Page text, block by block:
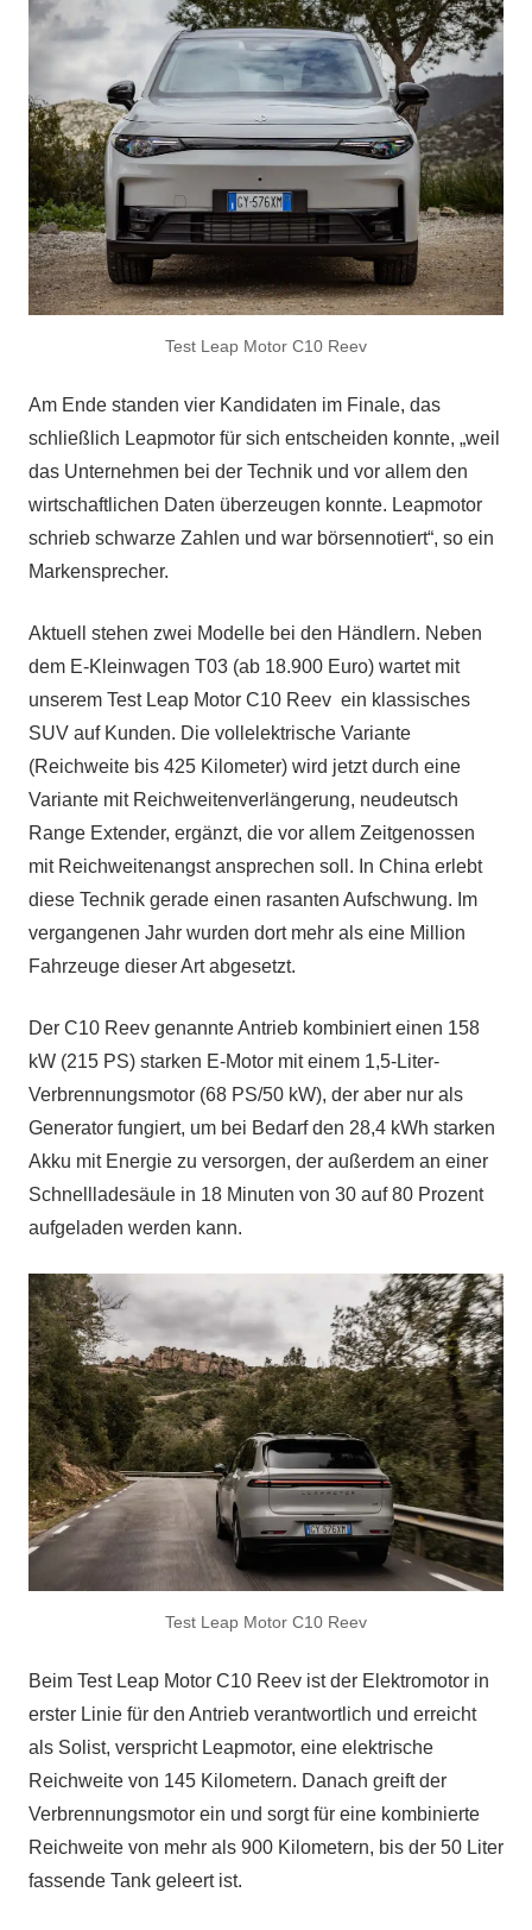
Test Leap Motor C10 Reev
Am Ende standen vier Kandidaten im Finale, das
schließlich Leapmotor für sich entscheiden konnte, „weil
das Unternehmen bei der Technik und vor allem den
wirtschaftlichen Daten überzeugen konnte. Leapmotor
schrieb schwarze Zahlen und war börsennotiert“, so ein
Markensprecher.
Aktuell stehen zwei Modelle bei den Händlern. Neben
dem E-Kleinwagen T03 (ab 18.900 Euro) wartet mit
unserem Test Leap Motor C10 Reev ein klassisches
SUV auf Kunden. Die vollelektrische Variante
(Reichweite bis 425 Kilometer) wird jetzt durch eine
Variante mit Reichweitenverlängerung, neudeutsch
Range Extender, ergänzt, die vor allem Zeitgenossen
mit Reichweitenangst ansprechen soll. In China erlebt
diese Technik gerade einen rasanten Aufschwung. Im
vergangenen Jahr wurden dort mehr als eine Million
Fahrzeuge dieser Art abgesetzt.
Der C10 Reev genannte Antrieb kombiniert einen 158
kW (215 PS) starken E-Motor mit einem 1,5-Liter-
Verbrennungsmotor (68 PS/50 kW), der aber nur als
Generator fungiert, um bei Bedarf den 28,4 kWh starken
Akku mit Energie zu versorgen, der außerdem an einer
Schnellladesäule in 18 Minuten von 30 auf 80 Prozent
aufgeladen werden kann.
Test Leap Motor C10 Reev
Beim Test Leap Motor C10 Reev ist der Elektromotor in
erster Linie für den Antrieb verantwortlich und erreicht
als Solist, verspricht Leapmotor, eine elektrische
Reichweite von 145 Kilometern. Danach greift der
Verbrennungsmotor ein und sorgt für eine kombinierte
Reichweite von mehr als 900 Kilometern, bis der 50 Liter
fassende Tank geleert ist.